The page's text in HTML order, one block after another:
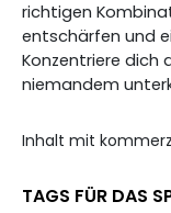
richtigen
entschärfen und
Konzentriere dich
niemandem
Inhalt mit
TAGS FÜR DAS